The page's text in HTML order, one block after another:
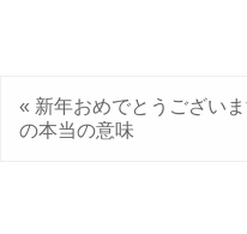
« 新年おめでとうござい
の本当の意味